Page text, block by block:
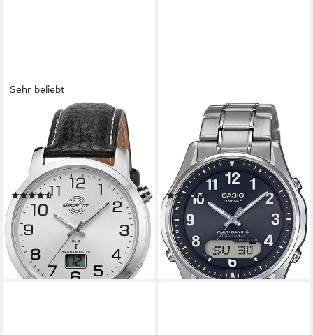
Sehr beliebt
MASTER TIME
Funkuhr Basic MTGA-10294-
12L, Armbanduhr, Quarzuhr,
Herrenuhr, Datum,
Langzeitbatterie
(320)
44,46 € UVP49,95 €
-11%
lieferbar - in 1-2 Werktagen bei dir
CASIO FUNK
Funkchronograph LCW-
M100TSE-1A2ER, Solaruhr,
Armbanduhr, Herrenuhr,
Funkuhr, Titanarmband,
Weltzeit
(13)
299,00 €
lieferbar - in 1-2 Werktagen bei dir